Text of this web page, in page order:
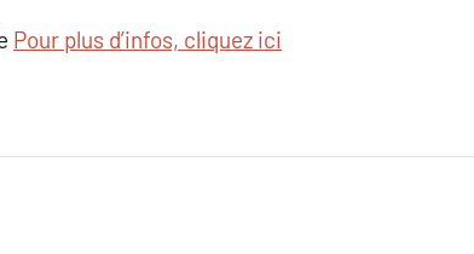
Pour plus d’infos, cliquez ici